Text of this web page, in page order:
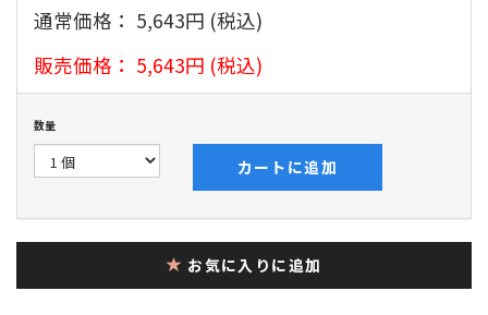
通常価格： 5,643円 (税込)
販売価格： 5,643円 (税込)
数量
カートに追加
お気に入りに追加